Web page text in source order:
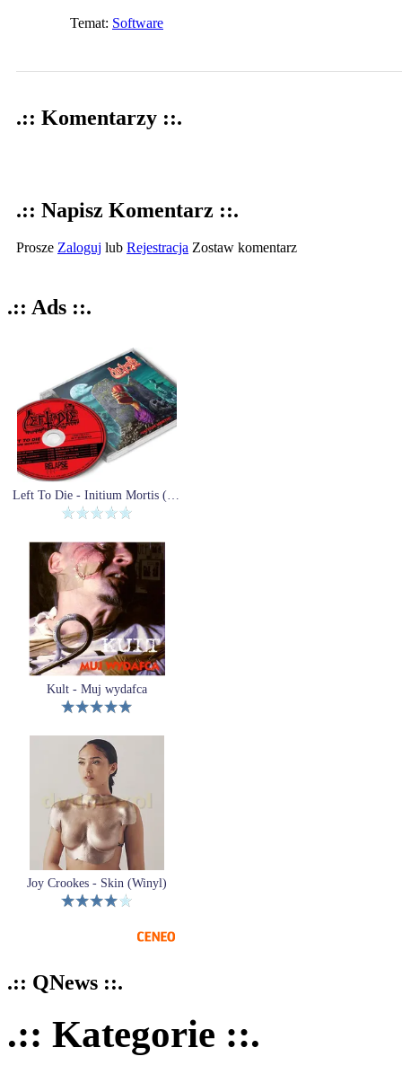
Temat: Software
.:: Komentarzy ::.
.:: Napisz Komentarz ::.
Prosze Zaloguj lub Rejestracja Zostaw komentarz
.:: Ads ::.
Left To Die - Initium Mortis (CD)
Kult - Muj wydafca
Joy Crookes - Skin (Winyl)
.:: QNews ::.
.:: Kategorie ::.